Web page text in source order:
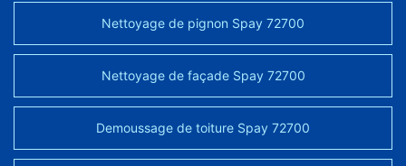
Nettoyage de pignon Spay 72700
Nettoyage de façade Spay 72700
Demoussage de toiture Spay 72700